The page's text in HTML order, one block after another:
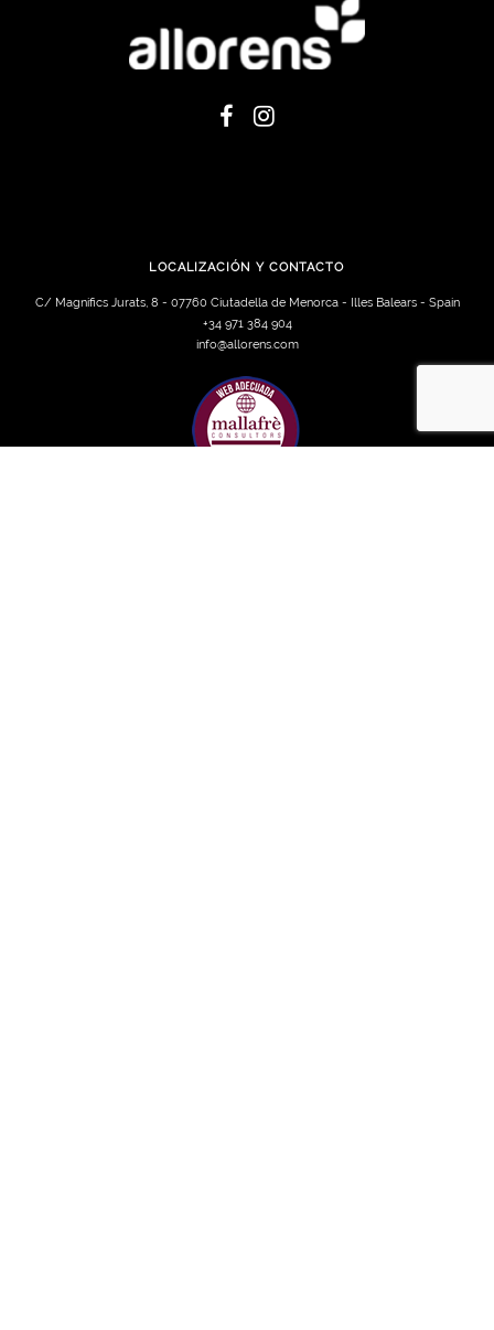
LOCALIZACIÓN Y CONTACTO
C/ Magnifics Jurats, 8 - 07760 Ciutadella de Menorca - Illes Balears - Spain
+34 971 384 904
info@allorens.com